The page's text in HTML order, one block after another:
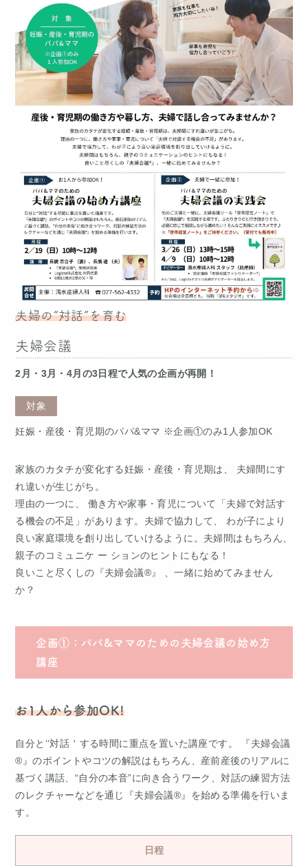
夫婦の“対話”を育む
夫婦会議
2月・3月・4月の3日程で人気の企画が再開！
対象
妊娠・産後・育児期のパパ&ママ ※企画①のみ1人参加OK
家族のカタチが変化する妊娠・産後・育児期は、 夫婦間にす
れ違いが生じがち。
理由の一つに、 働き方や家事・育児について「夫婦で対話す
る機会の不足」があります。夫婦で協力して、 わが子により
良い家庭環境を創り出していけるように。夫婦間はもちろん、
親子のコミュニケ ー ションのヒントにもなる！
良いこと尽くしの『夫婦会議®』 、一緒に始めてみません
か？
企画①：パパ&ママのための夫婦会議の始め方
講座
お1人から参加OK!
自分と‘‘対話＇する時間に重点を置いた講座です。 『夫婦会議
®』のポイントやコツの解説はもちろん、産前産後のリアルに
基づく講話、“自分の本音”に向き合うワーク、対話の練習方法
のレクチャーなどを通じ『夫婦会議®』を始める準備を行いま
す。
日程